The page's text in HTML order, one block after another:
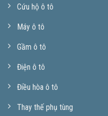
Cứu hộ ô tô
Máy ô tô
Gầm ô tô
Điện ô tô
Điều hòa ô tô
Thay thế phụ tùng